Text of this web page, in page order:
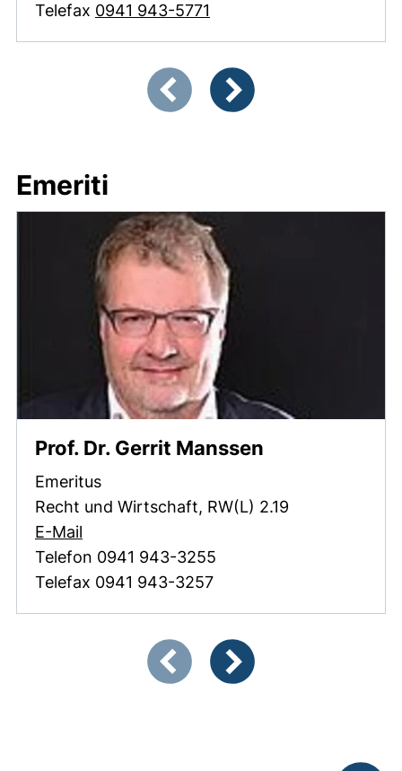
Telefax 0941 943-5771
Zeigt Folie 1 von 3
Emeriti
Prof. Dr. Gerrit Manssen
Emeritus
Recht und Wirtschaft, RW(L) 2.19
E-Mail
Telefon 0941 943-3255
Telefax 0941 943-3257
Zeigt Folie 1 von 2